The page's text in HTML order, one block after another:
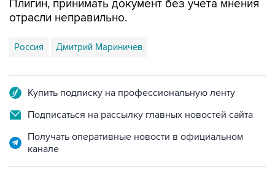
Россия Дмитрий Мариничев
Подписаться на рассылку главных новостей сайта
Получать оперативные новости в официальном